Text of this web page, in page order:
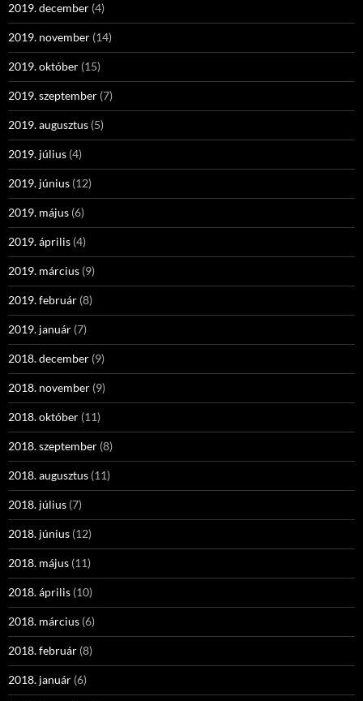
2019. december (4)
2019. november (14)
2019. október (15)
2019. szeptember (7)
2019. augusztus (5)
2019. július (4)
2019. június (12)
2019. május (6)
2019. április (4)
2019. március (9)
2019. február (8)
2019. január (7)
2018. december (9)
2018. november (9)
2018. október (11)
2018. szeptember (8)
2018. augusztus (11)
2018. július (7)
2018. június (12)
2018. május (11)
2018. április (10)
2018. március (6)
2018. február (8)
2018. január (6)